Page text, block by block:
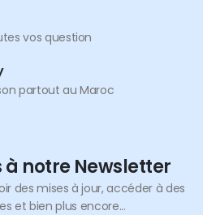
vos question
partout au Maroc
notre Newsletter
des mises à jour, accéder à des
et bien plus encore...